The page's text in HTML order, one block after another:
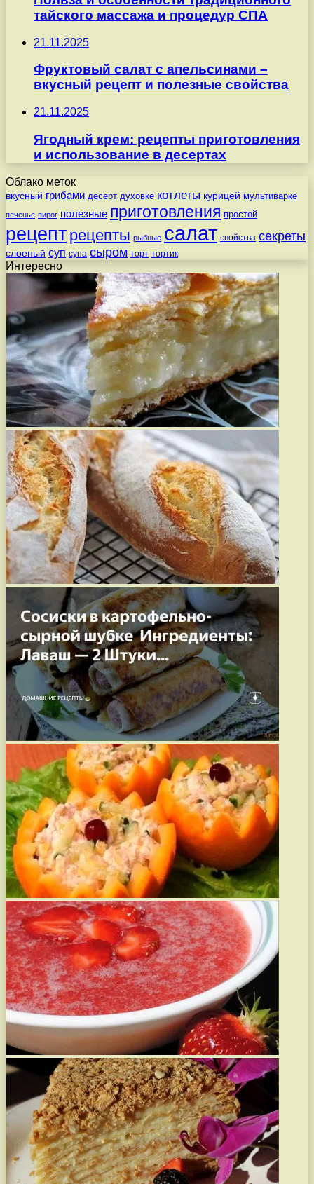
тайского массажа и процедур СПА
21.11.2025
Фруктовый салат с апельсинами –
вкусный рецепт и полезные свойства
21.11.2025
Ягодный крем: рецепты приготовления
и использование в десертах
Облако меток
вкусный грибами десерт духовке котлеты курицей мультиварке
печенье пирог полезные приготовления простой
рецепт рецепты рыбные салат свойства секреты
слоеный суп супа сыром торт тортик
Интересно